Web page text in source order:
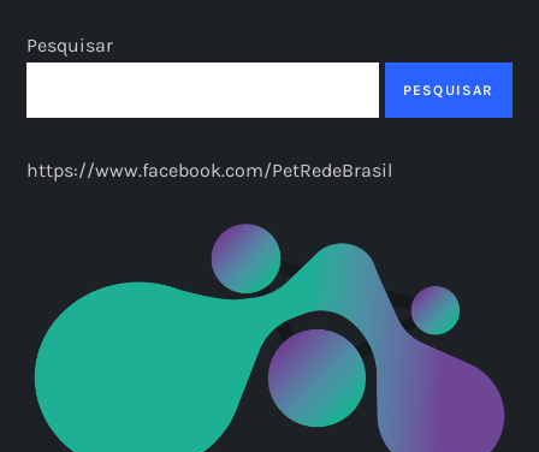
Pesquisar
PESQUISAR
https://www.facebook.com/PetRedeBrasil